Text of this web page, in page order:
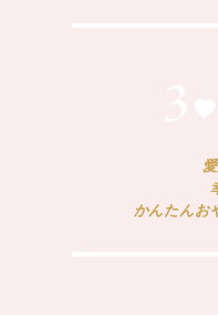
かんたんお